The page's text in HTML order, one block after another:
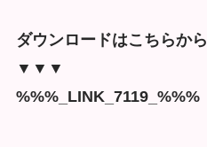
ダウンロードはこちらから
▼▼▼
%%%_LINK_7119_%%%